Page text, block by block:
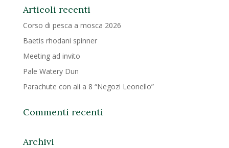
Articoli recenti
Corso di pesca a mosca 2026
Baetis rhodani spinner
Meeting ad invito
Pale Watery Dun
Parachute con ali a 8 “Negozi Leonello”
Commenti recenti
Archivi